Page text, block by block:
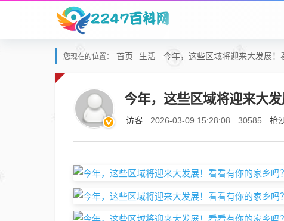
您现在的位置： 首页 生活 今年，这些区域将迎来大发展！
今年，这些区域将迎来大
访客 2026-03-09 15:28:08 30585 抢